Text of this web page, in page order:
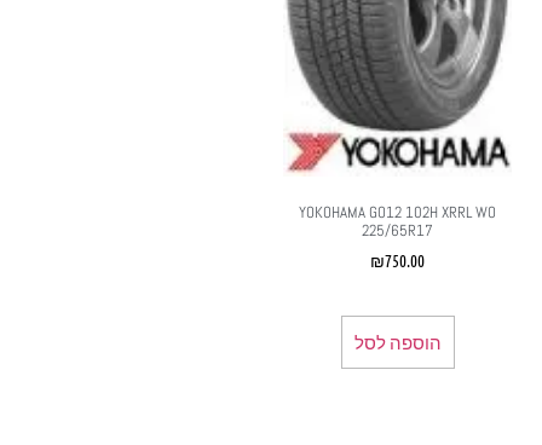
YOKOHAMA GO12 102H XRRL WO
225/65R17
₪750.00
הוספה לסל